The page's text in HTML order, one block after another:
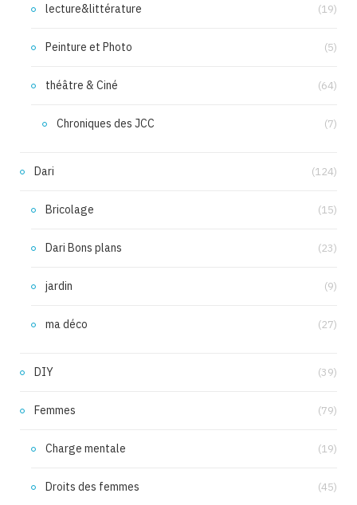
lecture&littérature (19)
Peinture et Photo (5)
théâtre & Ciné (64)
Chroniques des JCC (7)
Dari (124)
Bricolage (15)
Dari Bons plans (23)
jardin (9)
ma déco (27)
DIY (39)
Femmes (79)
Charge mentale (19)
Droits des femmes (45)